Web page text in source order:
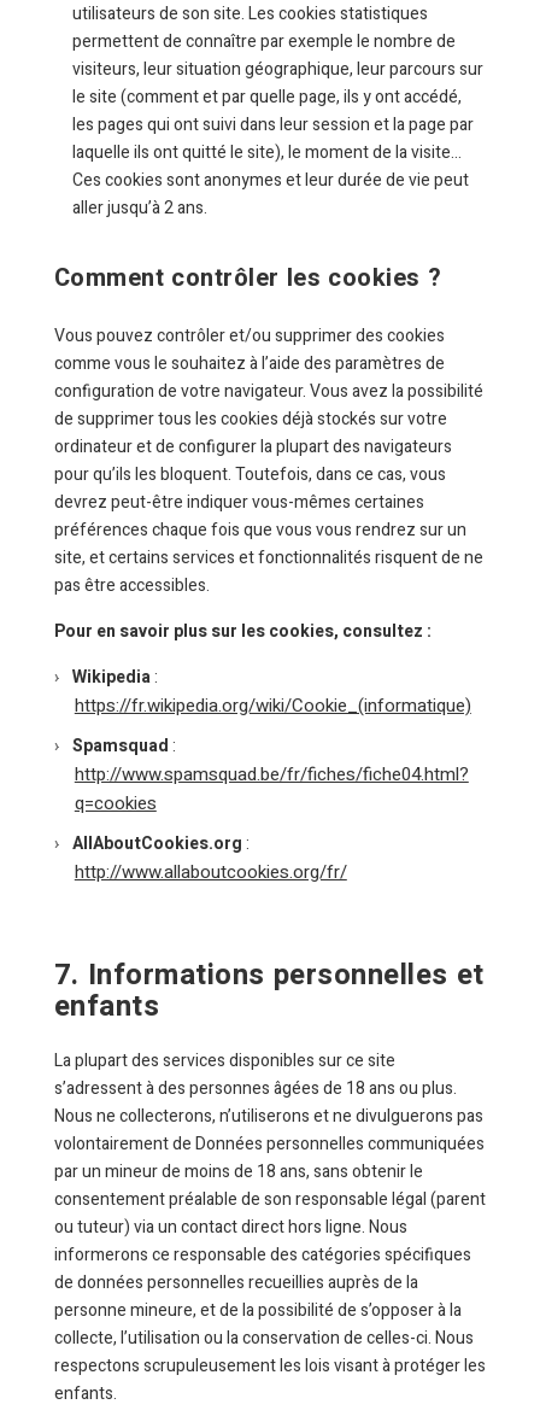
utilisateurs de son site. Les cookies statistiques
permettent de connaître par exemple le nombre de
visiteurs, leur situation géographique, leur parcours sur
le site (comment et par quelle page, ils y ont accédé,
les pages qui ont suivi dans leur session et la page par
laquelle ils ont quitté le site), le moment de la visite…
Ces cookies sont anonymes et leur durée de vie peut
aller jusqu’à 2 ans.
Comment contrôler les cookies ?
Vous pouvez contrôler et/ou supprimer des cookies
comme vous le souhaitez à l’aide des paramètres de
configuration de votre navigateur. Vous avez la possibilité
de supprimer tous les cookies déjà stockés sur votre
ordinateur et de configurer la plupart des navigateurs
pour qu’ils les bloquent. Toutefois, dans ce cas, vous
devrez peut-être indiquer vous-mêmes certaines
préférences chaque fois que vous vous rendrez sur un
site, et certains services et fonctionnalités risquent de ne
pas être accessibles.
Pour en savoir plus sur les cookies, consultez :
Wikipedia:
https://fr.wikipedia.org/wiki/Cookie_(informatique)
Spamsquad:
http://www.spamsquad.be/fr/fiches/fiche04.html?
q=cookies
AllAboutCookies.org:
http://www.allaboutcookies.org/fr/
7. Informations personnelles et
enfants
La plupart des services disponibles sur ce site
s’adressent à des personnes âgées de 18 ans ou plus.
Nous ne collecterons, n’utiliserons et ne divulguerons pas
volontairement de Données personnelles communiquées
par un mineur de moins de 18 ans, sans obtenir le
consentement préalable de son responsable légal (parent
ou tuteur) via un contact direct hors ligne. Nous
informerons ce responsable des catégories spécifiques
de données personnelles recueillies auprès de la
personne mineure, et de la possibilité de s’opposer à la
collecte, l’utilisation ou la conservation de celles-ci. Nous
respectons scrupuleusement les lois visant à protéger les
enfants.